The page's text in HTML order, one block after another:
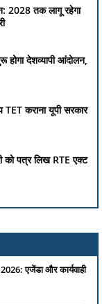
2028 तक लागू रहेगा
देशव्यापी आंदोलन,
TET कराना यूपी सरकार
को पत्र लिख RTE एक्ट
एजेंडा और कार्यवाही